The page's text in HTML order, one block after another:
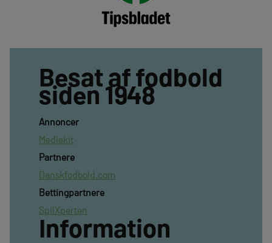
Besat af fodbold
siden 1948
Annoncer
Mediekit
Partnere
Danskfodbold.com
Bettingpartnere
SpilXperten
Information